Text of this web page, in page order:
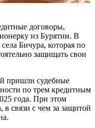
договоры,
из Бурятии. В
Бичура, которая по
защищать свои
пришли судебные
по трем кредитным
года. При этом
связи с чем за защитой